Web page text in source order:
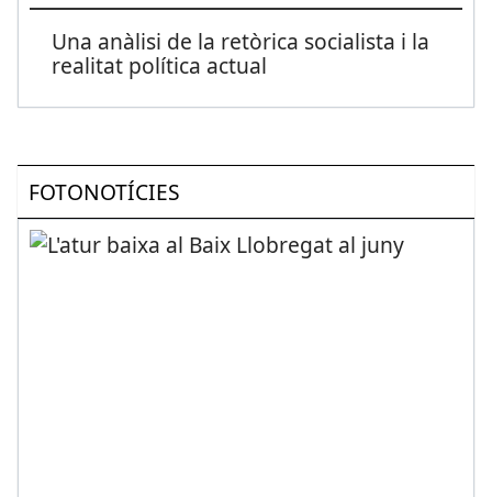
Una anàlisi de la retòrica socialista i la
realitat política actual
FOTONOTÍCIES